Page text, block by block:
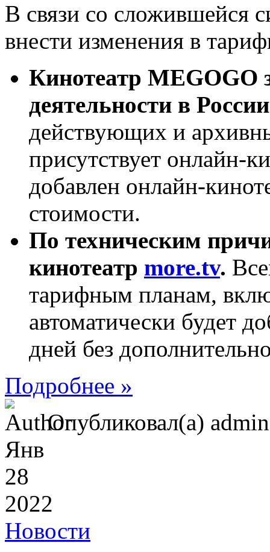
В связи со сложившейся
внести изменения в
Кинотеатр MEGOGO
деятельности в России
действующих и
присутствует онлайн-
добавлен онлайн-
стоимости.
По техническим
кинотеатр more.tv.
тарифным планам,
автоматически будет
дней без
Подробнее »
Опубликовал(а)
Янв
28
2022
Новости